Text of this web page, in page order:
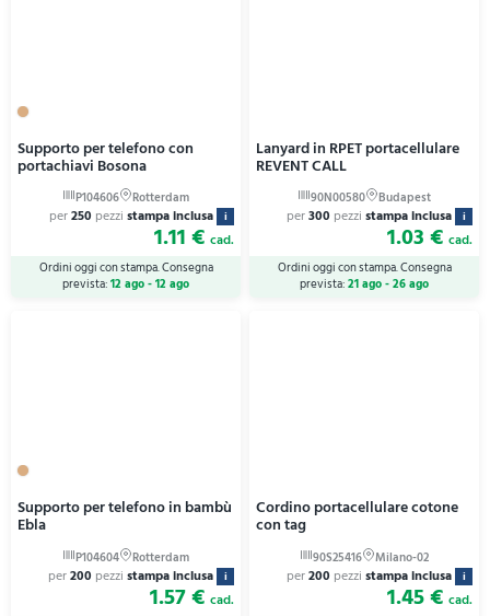
Supporto per telefono con
portachiavi Bosona
per250 pezzi stampa inclusa i
1.11 € cad.
Ordini oggi con stampa. Consegna
prevista:12 ago - 12 ago
Lanyard in RPET portacellulare
REVENT CALL
per300 pezzi stampa inclusa i
1.03 € cad.
Ordini oggi con stampa. Consegna
prevista:21 ago - 26 ago
Supporto per telefono in bambù
Ebla
per200 pezzi stampa inclusa i
1.57 € cad.
Cordino portacellulare cotone
con tag
per200 pezzi stampa inclusa i
1.45 € cad.